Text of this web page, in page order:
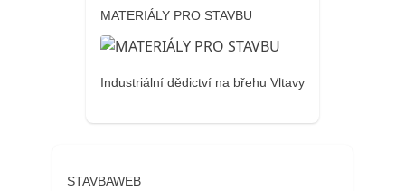
MATERIÁLY PRO STAVBU
Industriální dědictví na břehu Vltavy
STAVBAWEB